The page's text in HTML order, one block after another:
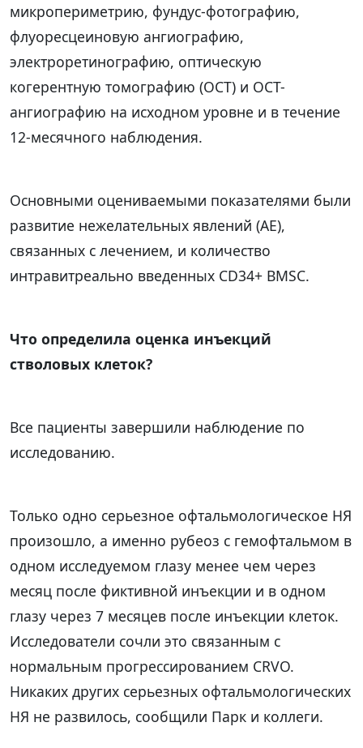
микропериметрию, фундус-фотографию,
флуоресцеиновую ангиографию,
электроретинографию, оптическую
когерентную томографию (OCT) и OCT-
ангиографию на исходном уровне и в течение
12-месячного наблюдения.
Основными оцениваемыми показателями были
развитие нежелательных явлений (AE),
связанных с лечением, и количество
интравитреально введенных CD34+ BMSC.
Что определила оценка инъекций
стволовых клеток?
Все пациенты завершили наблюдение по
исследованию.
Только одно серьезное офтальмологическое НЯ
произошло, а именно рубеоз с гемофтальмом в
одном исследуемом глазу менее чем через
месяц после фиктивной инъекции и в одном
глазу через 7 месяцев после инъекции клеток.
Исследователи сочли это связанным с
нормальным прогрессированием CRVO.
Никаких других серьезных офтальмологических
НЯ не развилось, сообщили Парк и коллеги.